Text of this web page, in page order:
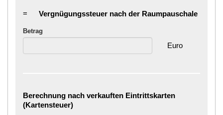
= Vergnügungssteuer nach der Raumpauschale
Betrag
Euro
Berechnung nach verkauften Eintrittskarten
(Kartensteuer)